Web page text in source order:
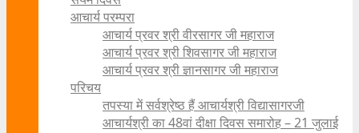
आचार्य परम्परा
आचार्य प्रवर श्री वीरसागर जी महाराज
आचार्य प्रवर श्री शिवसागर जी महाराज
आचार्य प्रवर श्री ज्ञानसागर जी महाराज
परिचय
तपस्या में सर्वश्रेष्ठ हैं आचार्यश्री विद्यासागरजी
आचार्यश्री का 48वां दीक्षा दिवस समारोह – 21 जुलाई